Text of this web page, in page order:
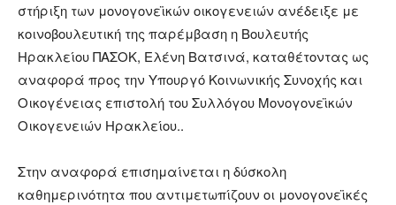
στήριξη των μονογονεϊκών οικογενειών ανέδειξε με
κοινοβουλευτική της παρέμβαση η Βουλευτής
Ηρακλείου ΠΑΣΟΚ, Ελένη Βατσινά, καταθέτοντας ως
αναφορά προς την Υπουργό Κοινωνικής Συνοχής και
Οικογένειας επιστολή του Συλλόγου Μονογονεϊκών
Οικογενειών Ηρακλείου..
Στην αναφορά επισημαίνεται η δύσκολη
καθημερινότητα που αντιμετωπίζουν οι μονογονεϊκές